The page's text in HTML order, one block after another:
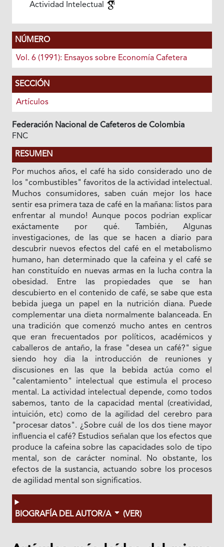
Actividad Intelectual
NÚMERO
Vol. 6 (1991): Ensayos sobre Economía Cafetera
SECCIÓN
Artículos
Federación Nacional de Cafeteros de Colombia
FNC
RESUMEN
Por muchos años, el café ha sido considerado uno de
los "combustibles" favoritos de Ia actividad intelectual.
Muchos consumidores, saben cuán mejor los hace
sentir esa primera taza de café en Ia mañana: listos para
enfrentar al mundo! Aunque pocos podrian explicar
exáctamente por qué. También, Algunas
investigaciones, de las que se hacen a diario para
descubrir nuevos efectos del café en el metabolismo
humano, han determinado que Ia cafeina y el café se
han constituído en nuevas armas en Ia lucha contra Ia
obesidad. Entre las propiedades que se han
descubierto en el contenido de café, se sabe que esta
bebida juega un papel en Ia nutrición diana. Puede
complementar una dieta normalmente balanceada. En
una tradición que comenzó mucho antes en centros
que eran frecuentados por políticos, académicos y
caballeros de antaño, Ia frase "desea un café?" sigue
siendo hoy dia Ia introducción de reuniones y
discusiones en las que Ia bebida actúa como el
"calentamiento" intelectual que estimula el proceso
mental. La actividad intelectual depende, como todos
sabemos, tanto de Ia capacidad mental (creatividad,
intuición, etc) como de Ia agilidad del cerebro para
"procesar datos". ¿Sobre cuál de los dos tiene mayor
influencia el café? Estudios señalan que los efectos que
produce la cafeina sobre las capacidades solo de tipo
mental, son de carácter nominal. No obstante, los
efectos de Ia sustancia, actuando sobre los procesos
de agilidad mental son significatios.
BIOGRAFÍA DEL AUTOR/A (VER)